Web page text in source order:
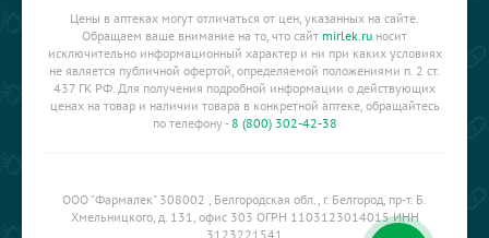
Цены в аптеках могут отличаться от цен, указанных на сайте.
Обращаем ваше внимание на то, что сайт mirlek.ru носит
исключительно информационный характер и ни при каких условиях
не является публичной офертой, определяемой положениями п. 2 ст.
437 ГК РФ. Для получения подробной информации о действующих
ценах на товар и наличии товара в конкретной аптеке, обращайтесь
по телефону -8 (800) 302-42-38
ООО "Фармалек" 308002 , Белгородская обл., г. Белгород, пр-т. Б.
Хмельницкого, д. 131, офис 303 ОГРН 1103123014015 ИНН
3123221541